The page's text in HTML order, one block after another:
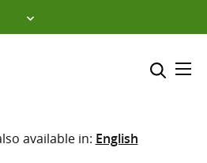
Sélectionner l’emplacement
available in: English